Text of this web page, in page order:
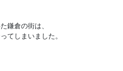
鎌倉の街は、
てしまいました。